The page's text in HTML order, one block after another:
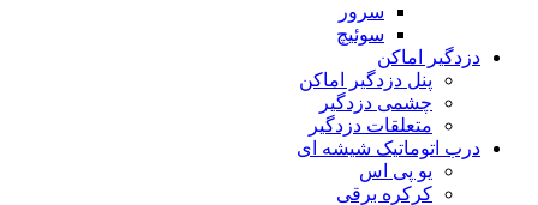
سرور
سوئیچ
دزدگیر اماکن
پنل دزدگیر اماکن
چشمی دزدگیر
متعلقات دزدگیر
درب اتوماتیک شیشه ای
یو پی اس
کرکره برقی